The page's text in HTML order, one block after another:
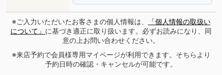
※ご入力いただいたお客さまの個人情報は、
「個人情報の取扱い
について」 に基づき適正に取り扱います。必ずお読みになり、同
意の上お問い合わせください。
※来店予約で会員様専用マイページが利用できます。そちらより
予約日時の確認・キャンセルが可能です。